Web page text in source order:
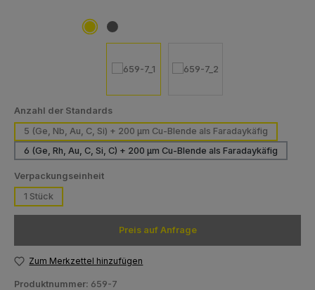
Anzahl der Standardsauswählen
5 (Ge, Nb, Au, C, Si) + 200 µm Cu-Blende als Faradaykäfig
6 (Ge, Rh, Au, C, Si, C) + 200 µm Cu-Blende als Faradaykäfig
Verpackungseinheitauswählen
1 Stück
Preis auf Anfrage
Zum Merkzettel hinzufügen
Produktnummer: 659-7